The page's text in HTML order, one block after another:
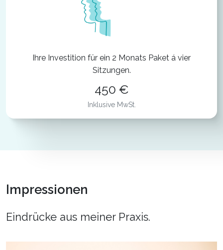
Ihre Investition für ein 2 Monats Paket á vier
Sitzungen.
450 €
Inklusive MwSt.
Impressionen
Eindrücke aus meiner Praxis.